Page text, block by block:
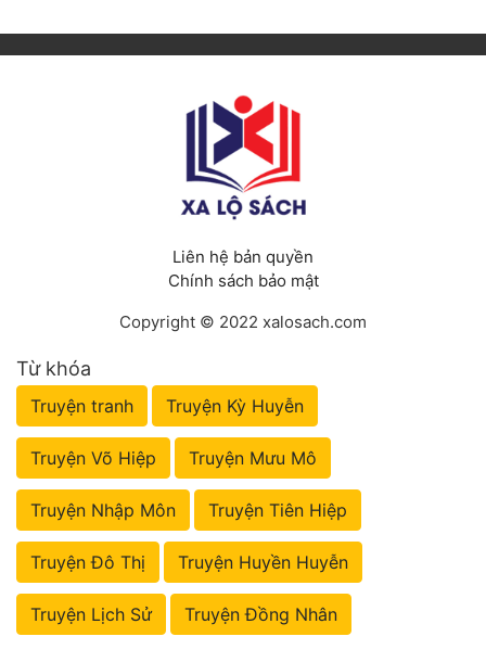
Liên hệ bản quyền
Chính sách bảo mật
Copyright © 2022 xalosach.com
Từ khóa
Truyện tranh Truyện Kỳ Huyễn
Truyện Võ Hiệp Truyện Mưu Mô
Truyện Nhập Môn Truyện Tiên Hiệp
Truyện Đô Thị Truyện Huyền Huyễn
Truyện Lịch Sử Truyện Đồng Nhân